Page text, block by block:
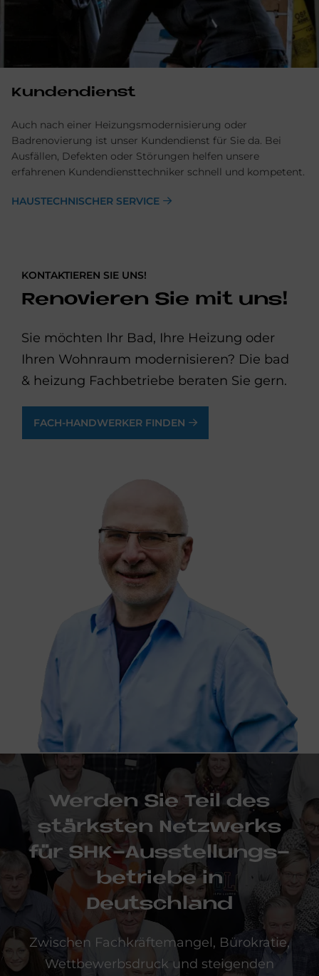
Kun­den­dienst
Auch nach einer Heizungsmodernisierung oder
Badrenovierung ist unser Kundendienst für Sie da. Bei
Ausfällen, Defekten oder Störungen helfen unsere
erfahrenen Kundendiensttechniker schnell und kompetent.
HAUSTECHNISCHER SERVICE
KONTAKTIEREN SIE UNS!
Renovieren Sie mit uns!
Sie möchten Ihr Bad, Ihre Heizung oder
Ihren Wohnraum modernisieren? Die bad
& heizung Fachbetriebe beraten Sie gern.
FACH-HANDWERKER FINDEN
Wer­den Sie Teil des
stärk­sten Netz­wer­ks
für SHK-Aus­stel­lungs­
be­trie­be in
Deutschland
Zwischen Fachkräftemangel, Bürokratie,
Wettbewerbsdruck und steigenden